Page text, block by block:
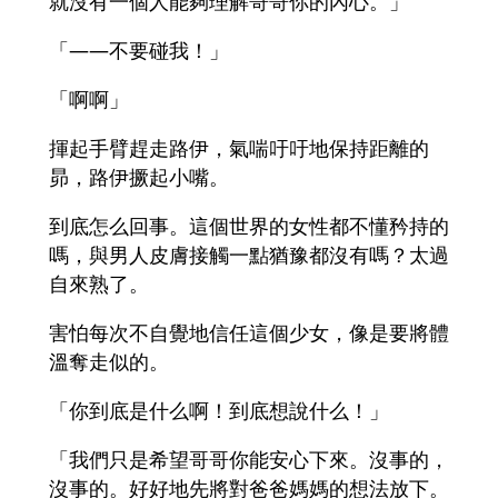
「――不要碰我！」
「啊啊」
揮起手臂趕走路伊，氣喘吁吁地保持距離的
昴，路伊撅起小嘴。
到底怎么回事。這個世界的女性都不懂矜持的
嗎，與男人皮膚接觸一點猶豫都沒有嗎？太過
自來熟了。
害怕每次不自覺地信任這個少女，像是要將體
溫奪走似的。
「你到底是什么啊！到底想說什么！」
「我們只是希望哥哥你能安心下來。沒事的，
沒事的。好好地先將對爸爸媽媽的想法放下。